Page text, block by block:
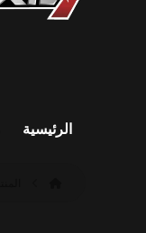
الرئيسية